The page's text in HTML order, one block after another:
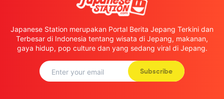
Japanese Station merupakan Portal Berita Jepang Terkini dan
Terbesar di Indonesia tentang wisata di Jepang, makanan,
gaya hidup, pop culture dan yang sedang viral di Jepang.
Subscribe